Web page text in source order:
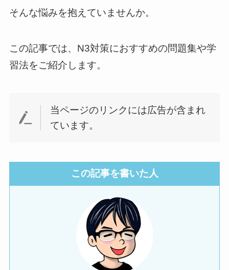
そんな悩みを抱えていませんか。
この記事では、N3対策におすすめの問題集や学
習法をご紹介します。
当ページのリンクには広告が含まれ
ています。
この記事を書いた人